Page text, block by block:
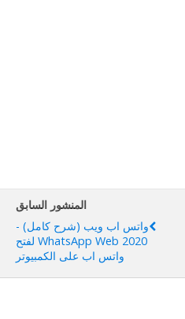
المنشور السابق
واتس اب ويب (شرح كامل) -
WhatsApp Web 2020 لفتح
واتس اب على الكمبيوتر